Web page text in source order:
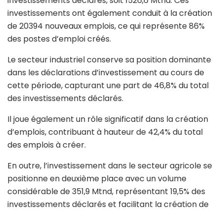
investissements ont également conduit à la création
de 20394 nouveaux emplois, ce qui représente 86%
des postes d’emploi créés.
Le secteur industriel conserve sa position dominante
dans les déclarations d’investissement au cours de
cette période, capturant une part de 46,8% du total
des investissements déclarés.
Il joue également un rôle significatif dans la création
d’emplois, contribuant à hauteur de 42,4% du total
des emplois à créer.
En outre, l’investissement dans le secteur agricole se
positionne en deuxième place avec un volume
considérable de 351,9 Mtnd, représentant 19,5% des
investissements déclarés et facilitant la création de